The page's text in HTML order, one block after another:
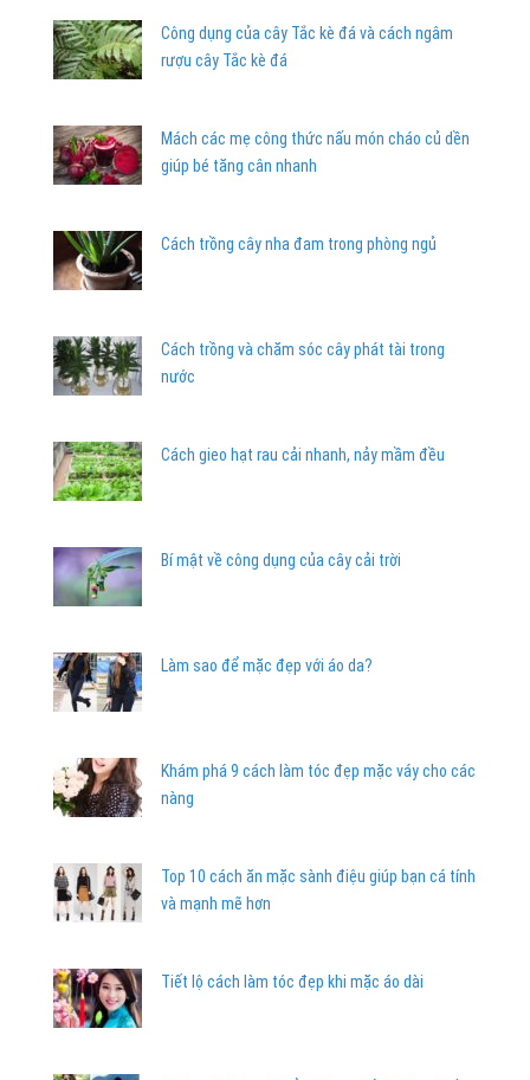
Công dụng của cây Tắc kè đá và cách ngâm
rượu cây Tắc kè đá
Mách các mẹ công thức nấu món cháo củ dền
giúp bé tăng cân nhanh
Cách trồng cây nha đam trong phòng ngủ
Cách trồng và chăm sóc cây phát tài trong
nước
Cách gieo hạt rau cải nhanh, nảy mầm đều
Bí mật về công dụng của cây cải trời
Làm sao để mặc đẹp với áo da?
Khám phá 9 cách làm tóc đẹp mặc váy cho các
nàng
Top 10 cách ăn mặc sành điệu giúp bạn cá tính
và mạnh mẽ hơn
Tiết lộ cách làm tóc đẹp khi mặc áo dài